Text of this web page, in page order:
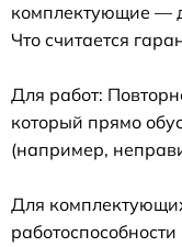
комплектующие —
Что считается
Для работ:
который прямо
(например,
Для